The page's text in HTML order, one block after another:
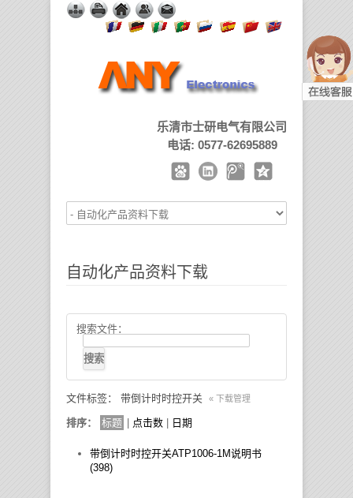
乐清市士研电气有限公司
电话: 0577-62695889
自动化产品资料下载
搜索文件：
文件标签： 带倒计时时控开关 « 下载管理
排序： 标题 点击数 日期
带倒计时时控开关ATP1006-1M说明书
(398)